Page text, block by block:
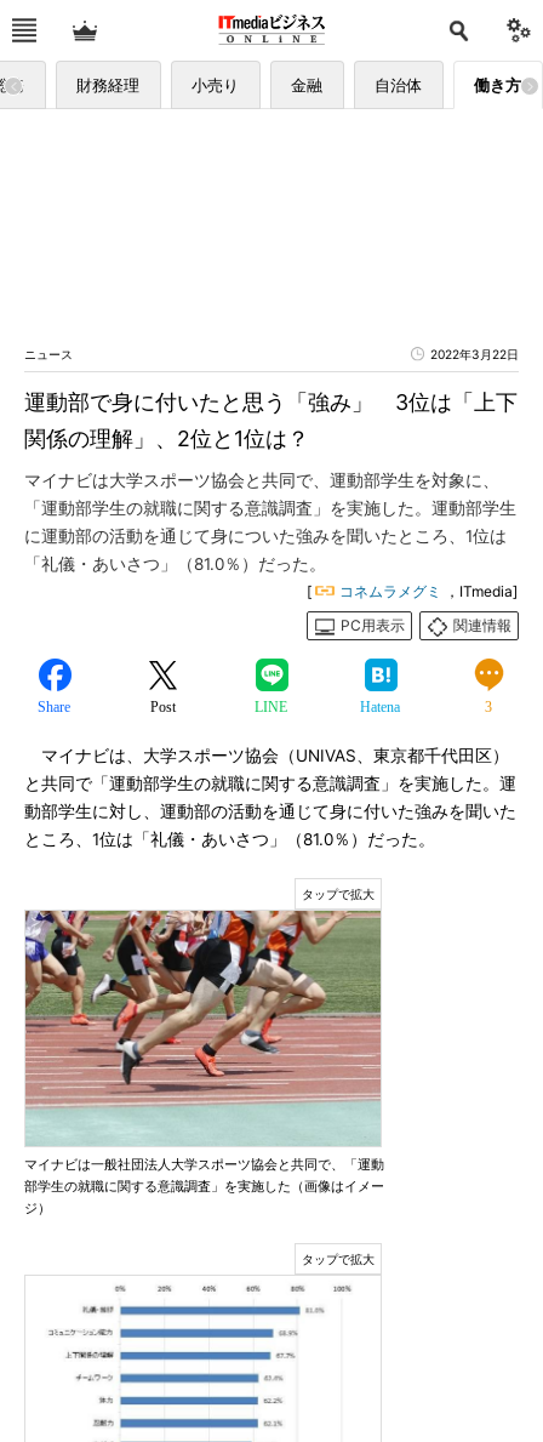
務 財務経理 小売り 金融 自治体 働き方
ニュース 2022年3月22日
運動部で身に付いたと思う「強み」 3位は「上下
関係の理解」、2位と1位は？
マイナビは大学スポーツ協会と共同で、運動部学生を対象に、
「運動部学生の就職に関する意識調査」を実施した。運動部学生
に運動部の活動を通じて身についた強みを聞いたところ、1位は
「礼儀・あいさつ」（81.0％）だった。
[ コネムラメグミ
，ITmedia]
PC用表示
関連情報
Share Post LINE Hatena 3
マイナビは、大学スポーツ協会（UNIVAS、東京都千代田区）
と共同で「運動部学生の就職に関する意識調査」を実施した。運
動部学生に対し、運動部の活動を通じて身に付いた強みを聞いた
ところ、1位は「礼儀・あいさつ」（81.0％）だった。
マイナビは一般社団法人大学スポーツ協会と共同で、「運動
部学生の就職に関する意識調査」を実施した（画像はイメー
ジ）